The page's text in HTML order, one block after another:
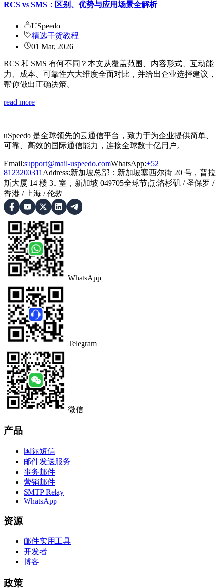
RCS vs SMS：区别、优势与应用场景全解析
USpeedo
精选干货教程
01 Mar, 2026
RCS 和 SMS 有何不同？本文从覆盖范围、内容形式、互动能
力、成本、可靠性六大维度全面对比，并给出企业选择建议，
帮你做出正确决策。
read more
uSpeedo 是全球领先的云通信平台，致力于为企业提供简单、
可靠、高效的国际通信能力，连接全球数十亿用户。
Email:support@mail-uspeedo.comWhatsApp:+52
8123200311 Address:新加坡总部：新加坡塞西尔街 20 号，普拉
斯大厦 14 楼 31 室，新加坡 049705全球节点:洛杉矶 /圣保罗 /
香港 / 上海 /伦敦
WhatsApp
Telegram
微信
产品
国际短信
邮件发送服务
事务邮件
营销邮件
SMTP Relay
WhatsApp
资源
邮件实用工具
开发者
博客
政策